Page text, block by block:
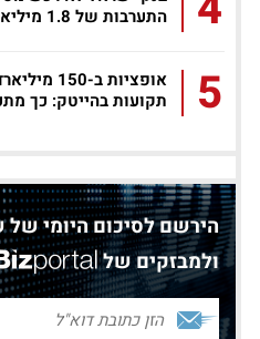
התערבות של 1.8 מיליארד...
5
אופציות ב-
תקועות בהייטק: כך
הירשם לסיכום היומי של
ולמבזקים של